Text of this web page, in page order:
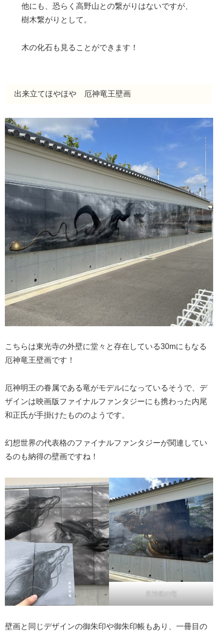
他にも、恐らく高野山との繋がりはないですが、
樹木繋がりとして。
木の化石も見ることができます！
出来立てほやほや 厄神竜王壁画
こちらは東光寺の外壁に堂々と存在している30mにもなる
厄神竜王壁画です！
厄神明王の眷属である竜がモデルになっているそうで、デ
ザインは映画版ファイナルファンタジーにも携わった内尾
和正氏が手掛けたもののようです。
幻想世界の代表格のファイナルファンタジーが関連してい
るのも納得の壁画ですね！
反対側の竜
壁画と同じデザインの御朱印や御朱印帳もあり、一冊目の